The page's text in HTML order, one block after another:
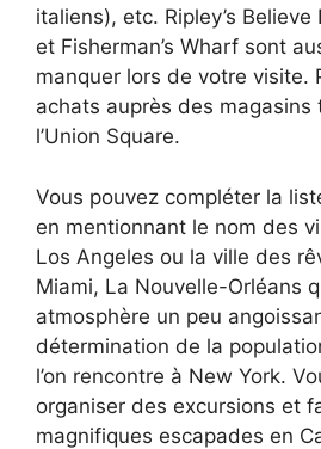
italiens), etc. Ripley’s
et Fisherman’s Wharf sont
manquer lors de votre visite.
achats auprès des magasins
l’Union Square.
Vous pouvez compléter la
en mentionnant le nom des
Los Angeles ou la ville des
Miami, La Nouvelle-Orléans
atmosphère un peu
détermination de la
l’on rencontre à New York.
organiser des excursions et
magnifiques escapades en